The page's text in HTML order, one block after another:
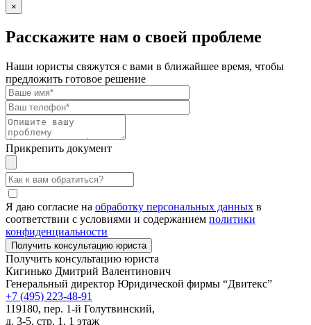
×
Расскажите нам о своей проблеме
Наши юристы свяжутся с вами в ближайшее время, чтобы
предложить готовое решение
Прикрепить документ
Я даю согласие на обработку персональных данных в
соответствии с условиями и содержанием политики
конфиденциальности
Получить консультацию юриста
Кигинько Дмитрий Валентинович
Генеральный директор Юридической фирмы “Двитекс”
+7 (495) 223-48-91
119180, пер. 1-й Голутвинский,
д. 3-5, стр. 1, 1 этаж